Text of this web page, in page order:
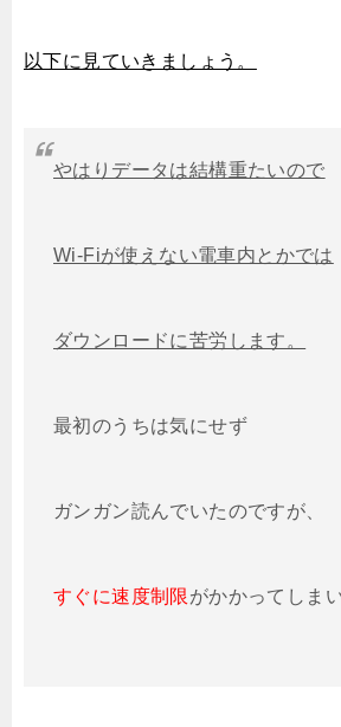
以下に見ていきましょう。
やはりデータは結構重たいので
Wi-Fiが使えない電車内とかでは
ダウンロードに苦労します。
最初のうちは気にせず
ガンガン読んでいたのですが、
すぐに速度制限がかかってしま